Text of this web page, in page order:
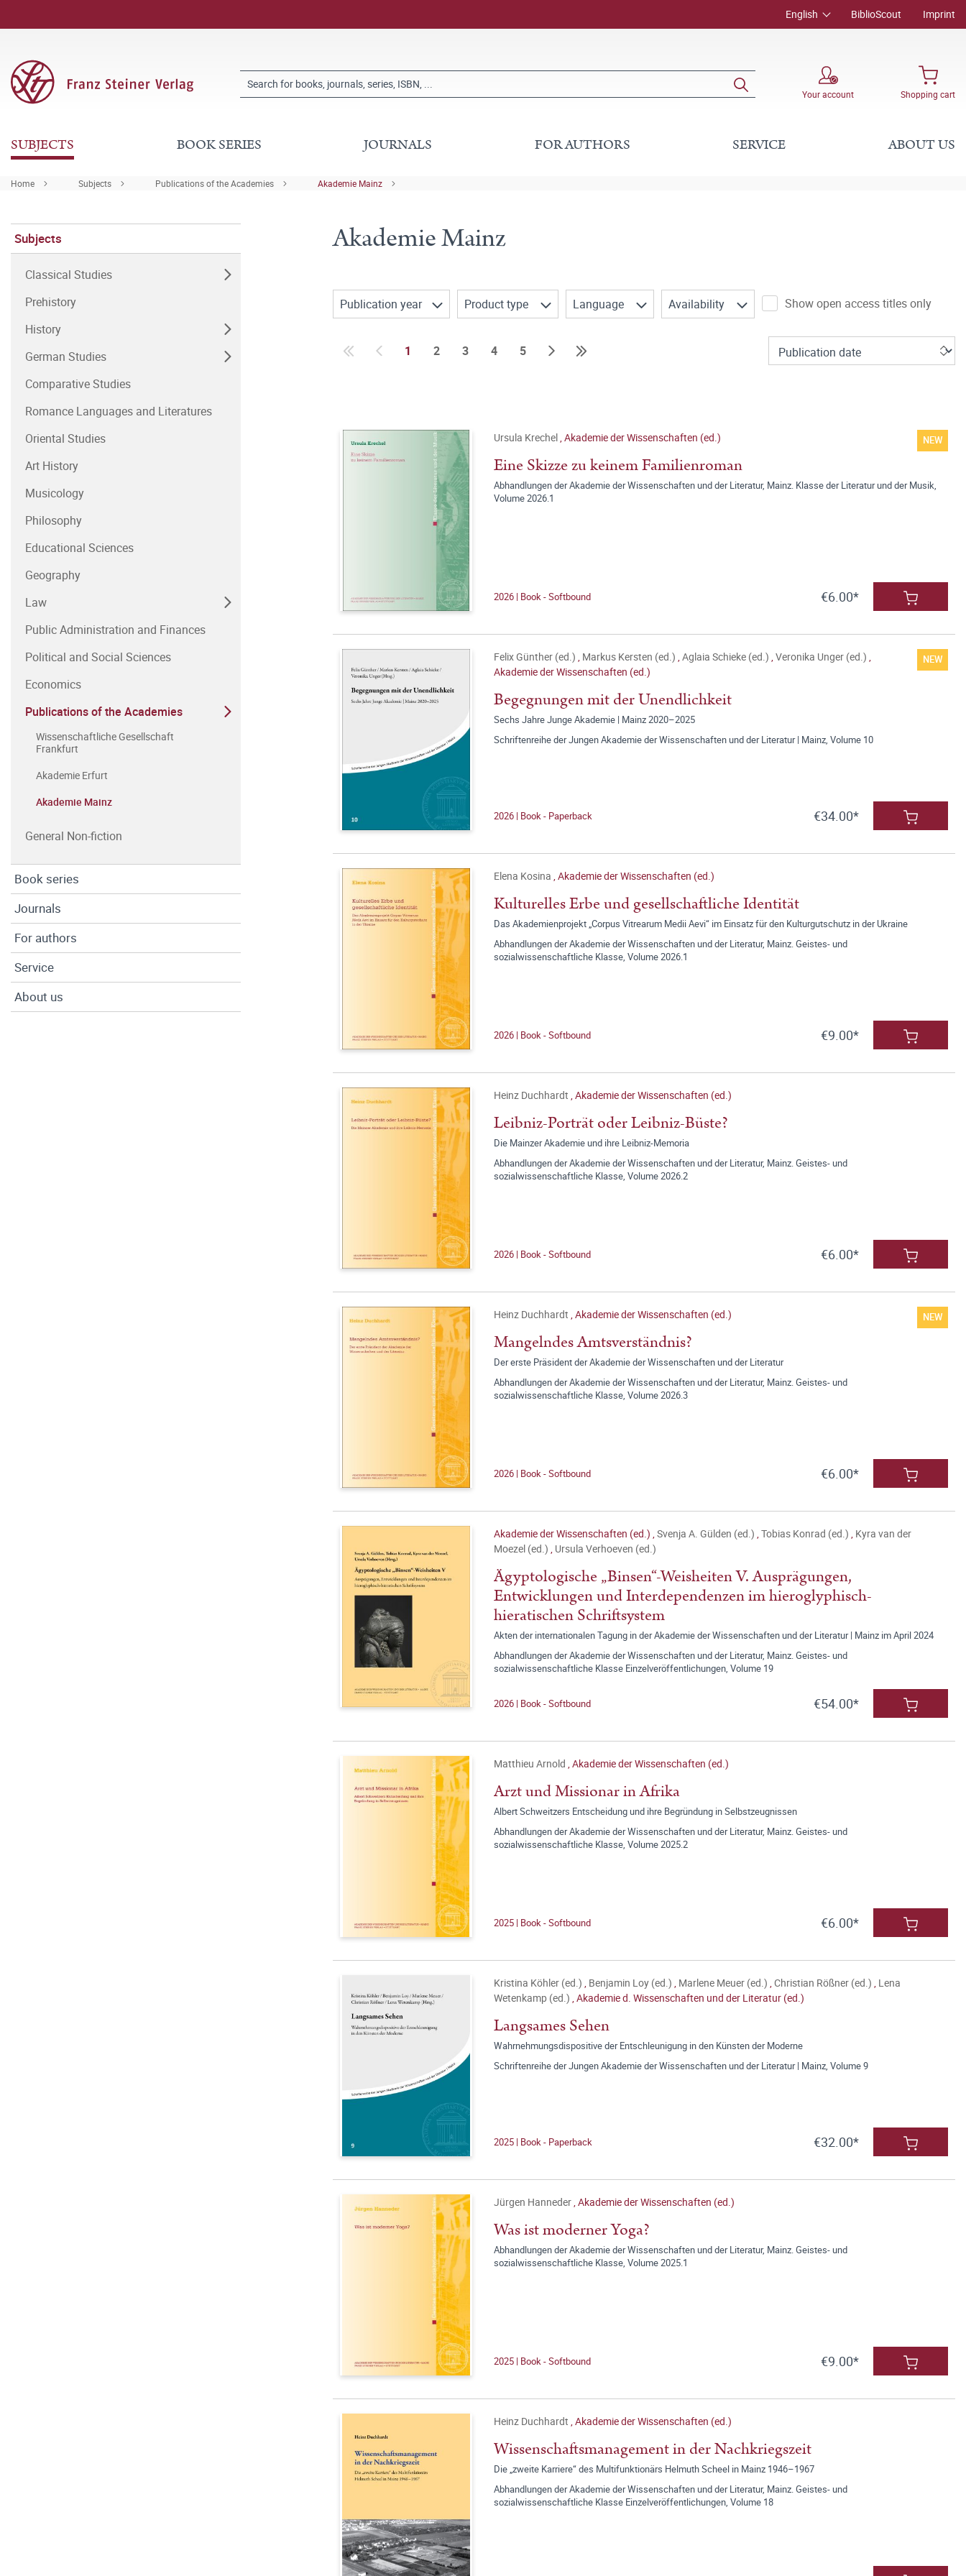
English BiblioScout Imprint
Your account Shopping cart
SUBJECTS BOOK SERIES JOURNALS FOR AUTHORS SERVICE ABOUT US
Home Subjects Publications of the Academies Akademie Mainz
Subjects
Classical Studies
Prehistory
History
German Studies
Comparative Studies
Romance Languages and Literatures
Oriental Studies
Art History
Musicology
Philosophy
Educational Sciences
Geography
Law
Public Administration and Finances
Political and Social Sciences
Economics
Publications of the Academies
Wissenschaftliche Gesellschaft
Frankfurt
Akademie Erfurt
Akademie Mainz
General Non-fiction
Book series
Journals
For authors
Service
About us
Akademie Mainz
Publication year Product type Language Availability Show open access titles only
1 2 3 4 5
Ursula Krechel,Akademie der Wissenschaften (ed.)
Eine Skizze zu keinem Familienroman
NEW
Abhandlungen der Akademie der Wissenschaften und der Literatur, Mainz. Klasse der Literatur und der Musik,
Volume 2026.1
2026 | Book - Softbound €6.00*
Felix Günther (ed.) , Markus Kersten (ed.) ,Aglaia Schieke (ed.) ,Veronika Unger (ed.) ,
Akademie der Wissenschaften (ed.)
Begegnungen mit der Unendlichkeit
NEW
Sechs Jahre Junge Akademie | Mainz 2020–2025
Schriftenreihe der Jungen Akademie der Wissenschaften und der Literatur | Mainz, Volume 10
2026 | Book - Paperback €34.00*
Elena Kosina ,Akademie der Wissenschaften (ed.)
Kulturelles Erbe und gesellschaftliche Identität
Das Akademienprojekt „Corpus Vitrearum Medii Aevi“ im Einsatz für den Kulturgutschutz in der Ukraine
Abhandlungen der Akademie der Wissenschaften und der Literatur, Mainz. Geistes- und
sozialwissenschaftliche Klasse, Volume 2026.1
2026 | Book - Softbound €9.00*
Heinz Duchhardt ,Akademie der Wissenschaften (ed.)
Leibniz-Porträt oder Leibniz-Büste?
Die Mainzer Akademie und ihre Leibniz-Memoria
Abhandlungen der Akademie der Wissenschaften und der Literatur, Mainz. Geistes- und
sozialwissenschaftliche Klasse, Volume 2026.2
2026 | Book - Softbound €6.00*
Heinz Duchhardt ,Akademie der Wissenschaften (ed.)
Mangelndes Amtsverständnis?
NEW
Der erste Präsident der Akademie der Wissenschaften und der Literatur
Abhandlungen der Akademie der Wissenschaften und der Literatur, Mainz. Geistes- und
sozialwissenschaftliche Klasse, Volume 2026.3
2026 | Book - Softbound €6.00*
Akademie der Wissenschaften (ed.) ,Svenja A. Gülden (ed.) ,Tobias Konrad (ed.) , Kyra van der
Moezel (ed.) , Ursula Verhoeven (ed.)
Ägyptologische „Binsen“-Weisheiten V. Ausprägungen,
Entwicklungen und Interdependenzen im hieroglyphisch-
hieratischen Schriftsystem
Akten der internationalen Tagung in der Akademie der Wissenschaften und der Literatur | Mainz im April 2024
Abhandlungen der Akademie der Wissenschaften und der Literatur, Mainz. Geistes- und
sozialwissenschaftliche Klasse Einzelveröffentlichungen, Volume 19
2026 | Book - Softbound €54.00*
Matthieu Arnold ,Akademie der Wissenschaften (ed.)
Arzt und Missionar in Afrika
Albert Schweitzers Entscheidung und ihre Begründung in Selbstzeugnissen
Abhandlungen der Akademie der Wissenschaften und der Literatur, Mainz. Geistes- und
sozialwissenschaftliche Klasse, Volume 2025.2
2025 | Book - Softbound €6.00*
Kristina Köhler (ed.) , Benjamin Loy (ed.) , Marlene Meuer (ed.) ,Christian Rößner (ed.) , Lena
Wetenkamp (ed.) ,Akademie d. Wissenschaften und der Literatur (ed.)
Langsames Sehen
Wahrnehmungsdispositive der Entschleunigung in den Künsten der Moderne
Schriftenreihe der Jungen Akademie der Wissenschaften und der Literatur | Mainz, Volume 9
2025 | Book - Paperback €32.00*
Jürgen Hanneder,Akademie der Wissenschaften (ed.)
Was ist moderner Yoga?
Abhandlungen der Akademie der Wissenschaften und der Literatur, Mainz. Geistes- und
sozialwissenschaftliche Klasse, Volume 2025.1
2025 | Book - Softbound €9.00*
Heinz Duchhardt ,Akademie der Wissenschaften (ed.)
Wissenschaftsmanagement in der Nachkriegszeit
Die „zweite Karriere“ des Multifunktionärs Helmuth Scheel in Mainz 1946–1967
Abhandlungen der Akademie der Wissenschaften und der Literatur, Mainz. Geistes- und
sozialwissenschaftliche Klasse Einzelveröffentlichungen, Volume 18